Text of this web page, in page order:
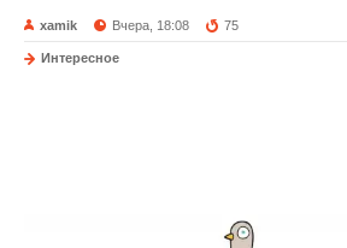
xamik Вчера, 18:08 75
Интересное